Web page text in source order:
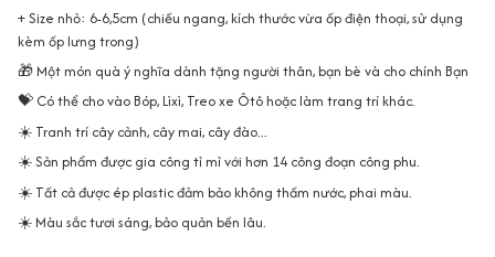
+ Size nhỏ: 6-6,5cm (chiều ngang, kích thước vừa ốp điện thoại, sử dụng
kèm ốp lưng trong)
🎁 Một món quà ý nghĩa dành tặng người thân, bạn bè và cho chính Bạn
💝 Có thể cho vào Bóp, Lìxì, Treo xe Ôtô hoặc làm trang trí khác.
☀️ Tranh trí cây cảnh, cây mai, cây đào...
☀️ Sản phẩm được gia công tỉ mỉ với hơn 14 công đoạn công phu.
☀️ Tất cả được ép plastic đảm bảo không thấm nước, phai màu.
☀️ Màu sắc tươi sáng, bảo quản bền lâu.